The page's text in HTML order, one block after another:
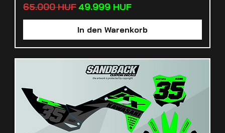
Standardpreis
65.000 HUFSale-Preis
49.999 HUF
In den Warenkorb